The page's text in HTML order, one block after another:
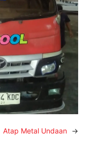
Atap Metal Undaan →